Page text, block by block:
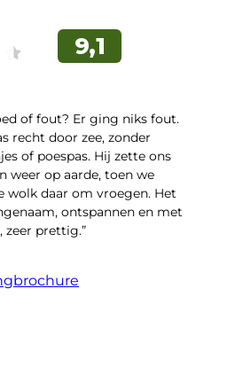
of fout? Er ging niks fout.
recht door zee, zonder
of poespas. Hij zette ons
weer op aarde, toen we
wolk daar om vroegen. Het
ontspannen en met
prettig.”